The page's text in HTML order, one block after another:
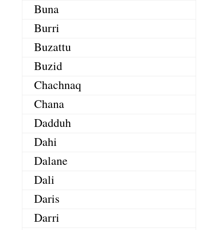
Buna
Burri
Buzattu
Buzid
Chachnaq
Chana
Dadduh
Dahi
Dalane
Dali
Daris
Darri